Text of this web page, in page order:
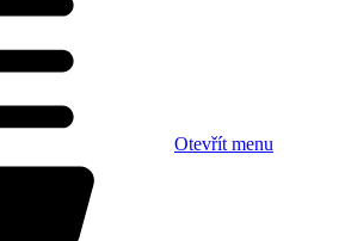
Otevřít menu